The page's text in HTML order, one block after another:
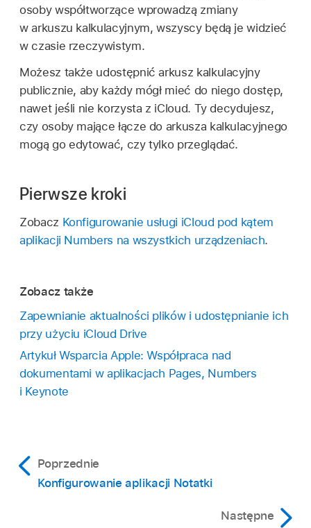
osoby współtworzące wprowadzą zmiany
w arkuszu kalkulacyjnym, wszyscy będą je widzieć
w czasie rzeczywistym.
Możesz także udostępnić arkusz kalkulacyjny
publicznie, aby każdy mógł mieć do niego dostęp,
nawet jeśli nie korzysta z iCloud. Ty decydujesz,
czy osoby mające łącze do arkusza kalkulacyjnego
mogą go edytować, czy tylko przeglądać.
Pierwsze kroki
Zobacz Konfigurowanie usługi iCloud pod kątem
aplikacji Numbers na wszystkich urządzeniach.
Zobacz także
Zapewnianie aktualności plików i udostępnianie ich
przy użyciu iCloud Drive
Artykuł Wsparcia Apple: Współpraca nad
dokumentami w aplikacjach Pages, Numbers
i Keynote
Poprzednie
Konfigurowanie aplikacji Notatki
Następne